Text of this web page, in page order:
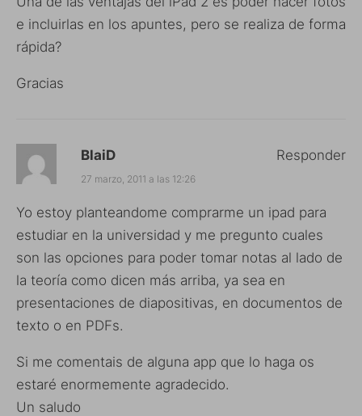
e incluirlas en los apuntes, pero se realiza de forma
rápida?
Gracias
BlaiD
27 marzo, 2011 a las 12:26
Yo estoy planteandome comprarme un ipad para
estudiar en la universidad y me pregunto cuales
son las opciones para poder tomar notas al lado de
la teoría como dicen más arriba, ya sea en
presentaciones de diapositivas, en documentos de
texto o en PDFs.
Si me comentais de alguna app que lo haga os
estaré enormemente agradecido.
Un saludo
Responder